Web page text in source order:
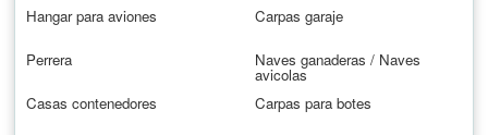
Hangar para aviones Carpas garaje
Perrera Naves ganaderas / Naves
avicolas
Casas contenedores
Carpas para botes